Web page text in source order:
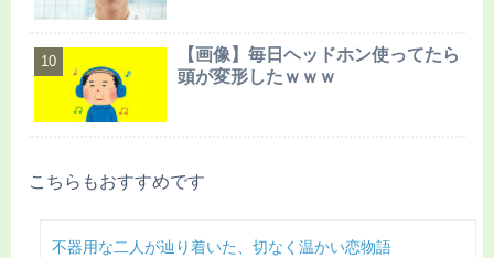
【画像】毎日ヘッドホン使ってたら
頭が変形したｗｗｗ
こちらもおすすめです
不器用な二人が辿り着いた、切なく温かい恋物語